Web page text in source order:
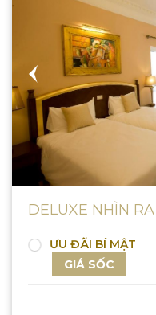
DELUXE NHÌN
ƯU ĐÃI BÍ MẬT
GIÁ SỐC